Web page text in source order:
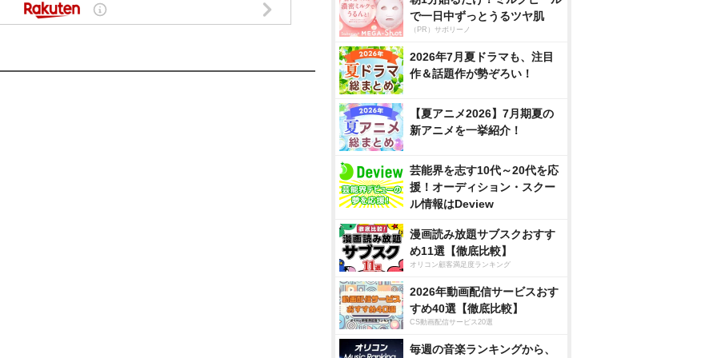
で一日中ずっとうるツヤ肌
（PR）サボリーノ
2026年7月夏ドラマも、注目
作＆話題作が勢ぞろい！
【夏アニメ2026】7月期夏の
新アニメを一挙紹介！
芸能界を志す10代～20代を応
援！オーディション・スクー
ル情報はDeview
漫画読み放題サブスクおすす
め11選【徹底比較】
オリコン顧客満足度ランキング
2026年動画配信サービスおす
すめ40選【徹底比較】
CS動画配信サービス20選
毎週の音楽ランキングから、